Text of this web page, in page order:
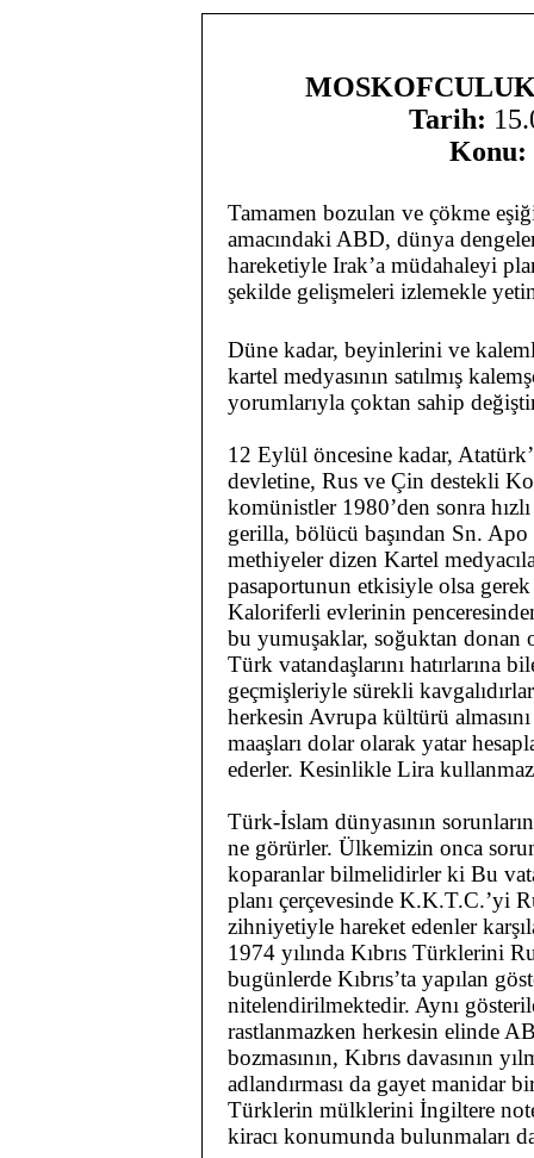
Tarih:
Konu:
Tamamen bozulan ve çökme
amacındaki ABD, dünya
hareketiyle Irak’a müdahaleyi
şekilde gelişmeleri izlemekle
Düne kadar, beyinlerini ve
kartel medyasının satılmış
yorumlarıyla çoktan sahip
12 Eylül öncesine kadar,
devletine, Rus ve Çin destekli
komünistler 1980’den sonra
gerilla, bölücü başından Sn.
methiyeler dizen Kartel
pasaportunun etkisiyle olsa
Kaloriferli evlerinin
bu yumuşaklar, soğuktan donan
Türk vatandaşlarını hatırlarına
geçmişleriyle sürekli
herkesin Avrupa kültürü
maaşları dolar olarak yatar
ederler. Kesinlikle Lira kullanmaz
Türk-İslam dünyasının
ne görürler. Ülkemizin onca
koparanlar bilmelidirler ki Bu
planı çerçevesinde K.K.T.C.’yi
zihniyetiyle hareket edenler
1974 yılında Kıbrıs Türklerini
bugünlerde Kıbrıs’ta yapılan
nitelendirilmektedir. Aynı
rastlanmazken herkesin elinde
bozmasının, Kıbrıs davasının
adlandırması da gayet manidar
Türklerin mülklerini İngiltere
kiracı konumunda bulunmaları